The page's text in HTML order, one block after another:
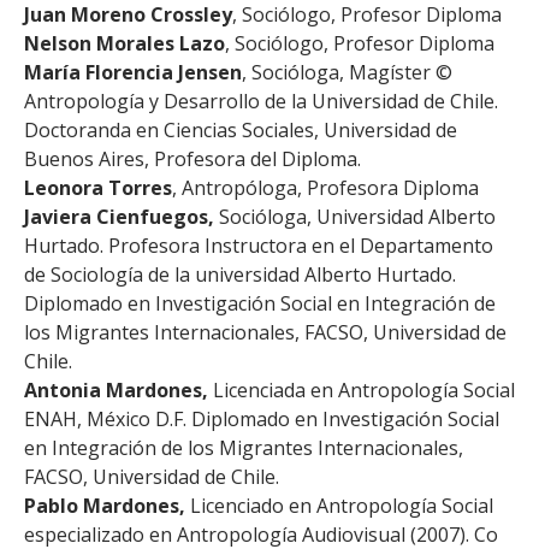
Juan Moreno Crossley, Sociólogo, Profesor Diploma
Nelson Morales Lazo, Sociólogo, Profesor Diploma
María Florencia Jensen, Socióloga, Magíster ©
Antropología y Desarrollo de la Universidad de Chile.
Doctoranda en Ciencias Sociales, Universidad de
Buenos Aires, Profesora del Diploma.
Leonora Torres, Antropóloga, Profesora Diploma
Javiera Cienfuegos, Socióloga, Universidad Alberto
Hurtado. Profesora Instructora en el Departamento
de Sociología de la universidad Alberto Hurtado.
Diplomado en Investigación Social en Integración de
los Migrantes Internacionales, FACSO, Universidad de
Chile.
Antonia Mardones, Licenciada en Antropología Social
ENAH, México D.F. Diplomado en Investigación Social
en Integración de los Migrantes Internacionales,
FACSO, Universidad de Chile.
Pablo Mardones, Licenciado en Antropología Social
especializado en Antropología Audiovisual (2007). Co